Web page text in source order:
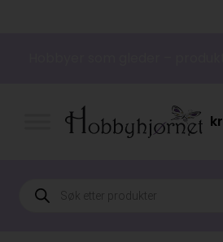
kr
Products
search